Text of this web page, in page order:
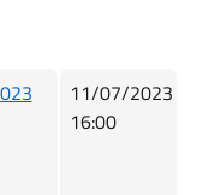
11/07/2023
16:00